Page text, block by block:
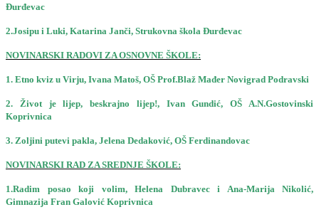
Đurđevac
2.Josipu i Luki, Katarina Janči, Strukovna škola Đurđevac
NOVINARSKI RADOVI ZA OSNOVNE ŠKOLE:
1. Etno kviz u Virju, Ivana Matoš, OŠ Prof.Blaž Mađer Novigrad Podravski
2. Život je lijep, beskrajno lijep!, Ivan Gundić, OŠ A.N.Gostovinski
Koprivnica
3. Zoljini putevi pakla, Jelena Dedaković, OŠ Ferdinandovac
NOVINARSKI RAD ZA SREDNJE ŠKOLE:
1.Radim posao koji volim, Helena Dubravec i Ana-Marija Nikolić,
Gimnazija Fran Galović Koprivnica